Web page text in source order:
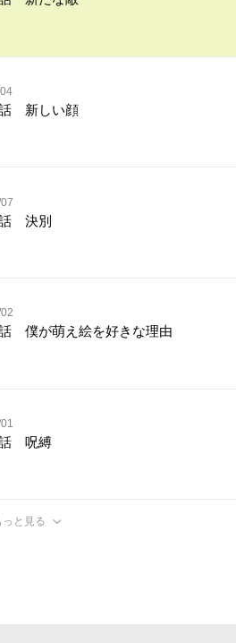
新しい顔
決別
僕が萌え絵を好きな理由
呪縛
っと見る